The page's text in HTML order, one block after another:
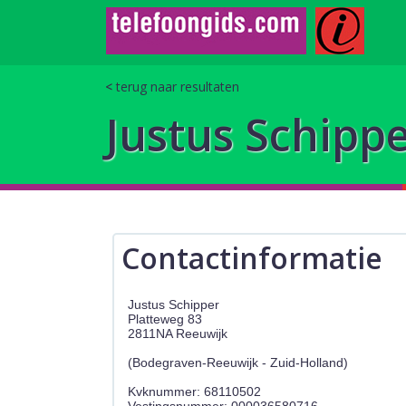
terug naar resultaten
Justus
Contactinformatie
Justus Schipper
Platteweg 83
2811NA Reeuwijk
(Bodegraven-Reeuwijk - Zuid-Holland)
Kvknummer: 68110502